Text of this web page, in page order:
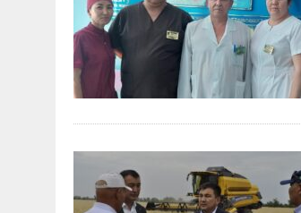
30 МАЯ, 2026 | ТҮСІНДІРУ ЖҰМЫСТАРЫ